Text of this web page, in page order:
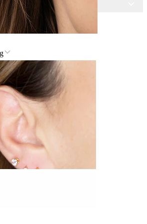
av titan
stjerne
med stjerne